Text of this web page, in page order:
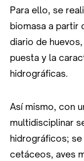
Para ello, se
biomasa a partir
diario de
puesta y la
hidrográficas.
Así mismo, con
multidisciplinar
hidrográficos;
cetáceos, aves